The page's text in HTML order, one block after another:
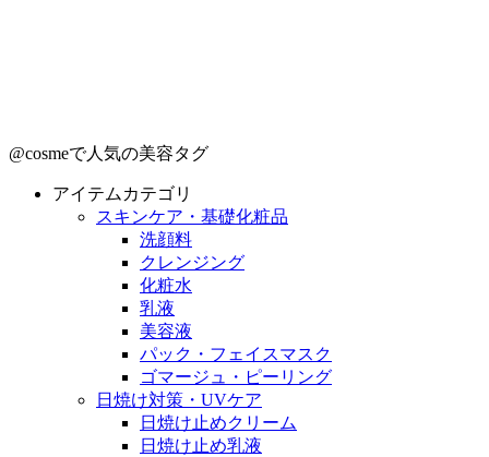
@cosmeで人気の美容タグ
アイテムカテゴリ
スキンケア・基礎化粧品
洗顔料
クレンジング
化粧水
乳液
美容液
パック・フェイスマスク
ゴマージュ・ピーリング
日焼け対策・UVケア
日焼け止めクリーム
日焼け止め乳液